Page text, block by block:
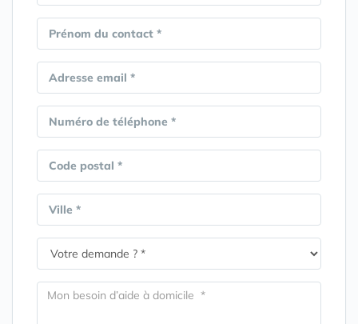
Prénom du contact *
Adresse email *
Numéro de téléphone *
Code postal *
Ville *